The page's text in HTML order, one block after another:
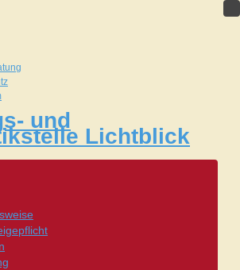
und
Lichtblick